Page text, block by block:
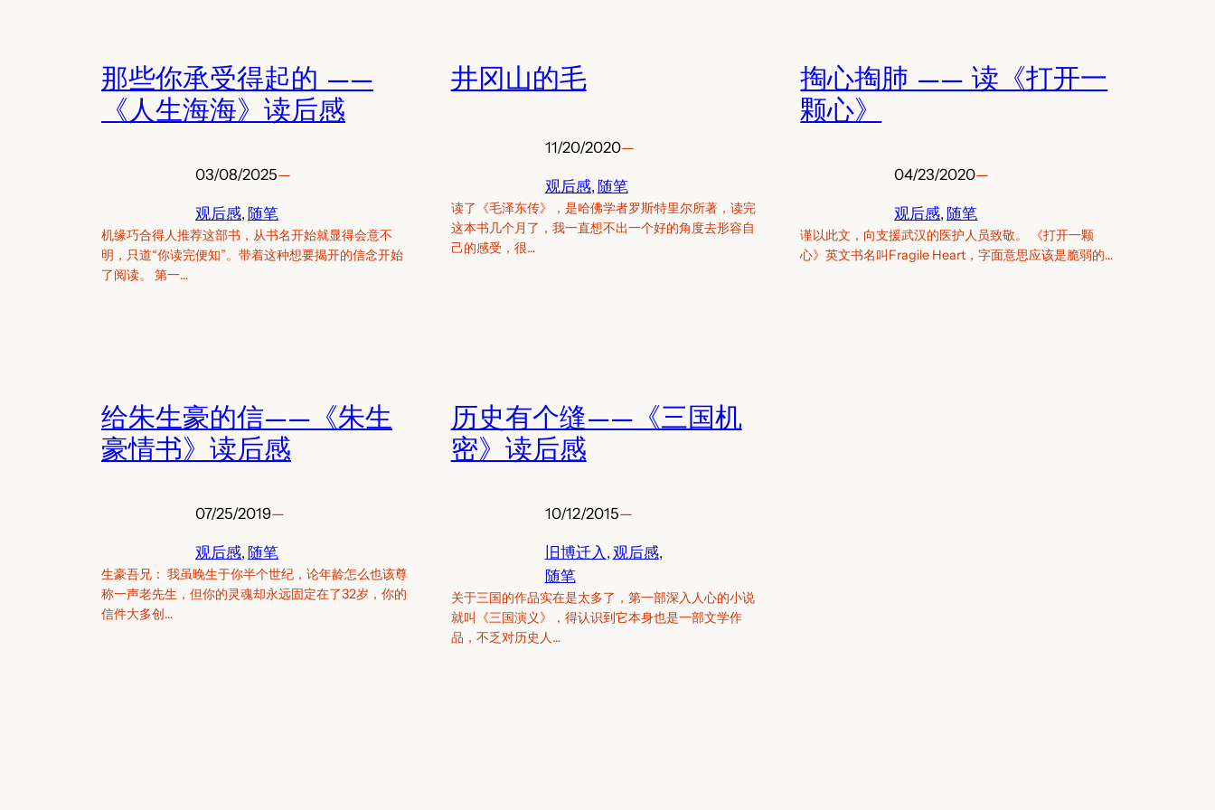
那些你承受得起的 ——
《人生海海》读后感
03/08/2025—
观后感, 随笔
机缘巧合得人推荐这部书，从书名开始就显得会意不
明，只道“你读完便知”。带着这种想要揭开的信念开始
了阅读。 第一…
井冈山的毛
11/20/2020—
观后感, 随笔
读了《毛泽东传》，是哈佛学者罗斯·特里尔所著，读完
这本书几个月了，我一直想不出一个好的角度去形容自
己的感受，很…
掏心掏肺 —— 读《打开一
颗心》
04/23/2020—
观后感, 随笔
谨以此文，向支援武汉的医护人员致敬。 《打开一颗
心》英文书名叫Fragile Heart，字面意思应该是脆弱的…
给朱生豪的信——《朱生
豪情书》读后感
07/25/2019—
观后感, 随笔
生豪吾兄： 我虽晚生于你半个世纪，论年龄怎么也该尊
称一声老先生，但你的灵魂却永远固定在了32岁，你的
信件大多创…
历史有个缝——《三国机
密》读后感
10/12/2015—
旧博迁入 , 观后感
随笔
关于三国的作品实在是太多了，第一部深入人心的小说
就叫《三国演义》，得认识到它本身也是一部文学作
品，不乏对历史人…